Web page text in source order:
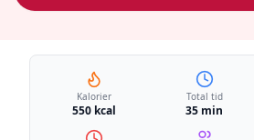
Kalorier
550 kcal
Total tid
35 min